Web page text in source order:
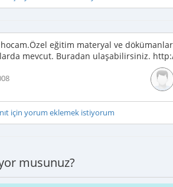
eğitim materyal ve
mevcut. Buradan ulaşabilirsiniz.
için yorum eklemek istiyorum
musunuz?